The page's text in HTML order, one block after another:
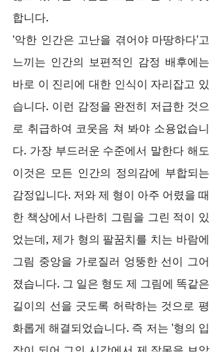
합니다.
'악한 인간은 고난을 겪어야 마땅하다'고
느끼는 인간의 보편적인 감정 배후에는
바로 이 진리에 대한 인식이 자리잡고 있
습니다. 이런 감정을 완전히 저급한 것으
로 취급하여 코웃음 쳐 봐야 소용없습니
다. 가장 부드러운 수준에서 말한다 해도
이것은 모든 인간의 정의감에 부합되는
감정입니다. 저와 제 형이 아주 어렸을 때
한 책상에서 나란히 그림을 그린 적이 있
었는데, 제가 형의 팔꿈치를 치는 바람에
그림 중앙을 가로질러 엉뚱한 선이 그어
졌습니다. 그 일은 형도 제 그림에 똑같은
길이의 선을 긋도록 허락하는 것으로 평
화롭게 해결되었습니다. 즉 저는 '형의 입